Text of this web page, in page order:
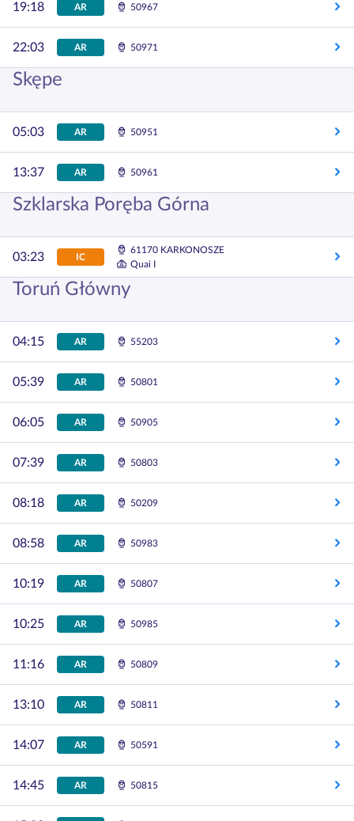
19:18 AR 50967
22:03 AR 50971
Skępe
05:03 AR 50951
13:37 AR 50961
Szklarska Poręba Górna
03:23 IC
61170 KARKONOSZE
Quai I
Toruń Główny
04:15 AR 55203
05:39 AR 50801
06:05 AR 50905
07:39 AR 50803
08:18 AR 50209
08:58 AR 50983
10:19 AR 50807
10:25 AR 50985
11:16 AR 50809
13:10 AR 50811
14:07 AR 50591
14:45 AR 50815